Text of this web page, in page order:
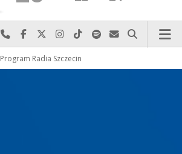
Najlepiej po prostu do nas zadzwoń
Odwiedź nas na Facebook-u
Odwiedź nas na X
Odwiedź nas na Instagram-ie
Odwiedź nas na TikTok-u
Szukaj nas na Spotify
Wyślij do nas
Szukaj
Program Radia Szczecin